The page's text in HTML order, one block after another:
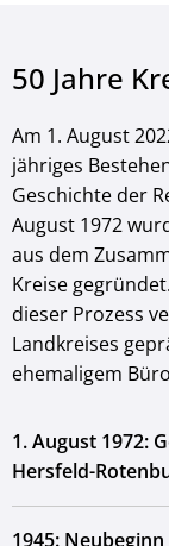
50 Jahre
Am 1. August
jähriges
Geschichte der
August 1972
aus dem
Kreise
dieser Prozess
Landkreises
ehemaligem
1. August 1972:
Hersfeld-
1945: